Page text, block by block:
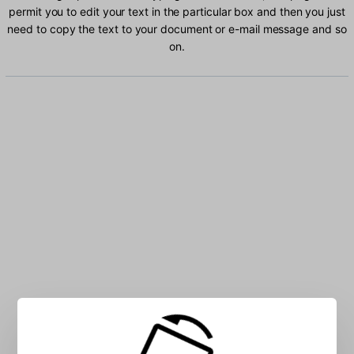
permit you to edit your text in the particular box and then you just
need to copy the text to your document or e-mail message and so
on.
Type Oromo characters into the box: